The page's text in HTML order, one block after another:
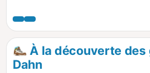
vue, de rochers de grés rose
de remarquables vestiges de
33 km à l'origine a été partagé
de 20 km.
À la découverte des
Dahn